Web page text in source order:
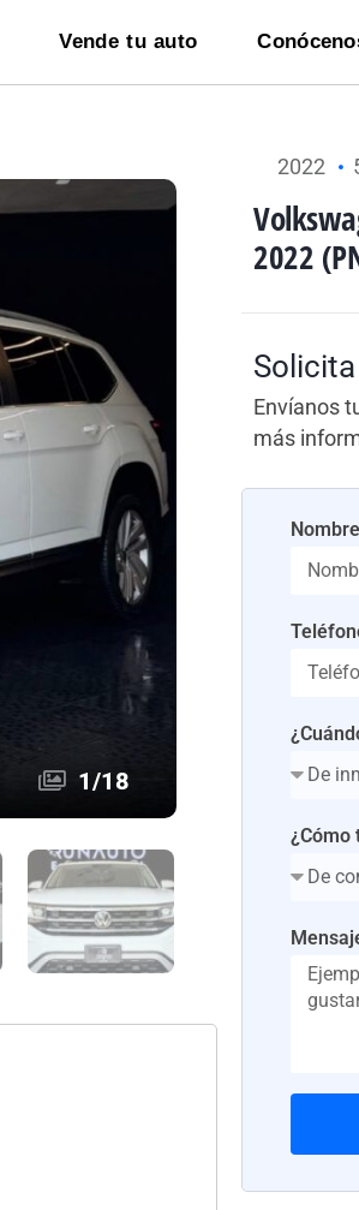
Vende tu auto
1/18
2022
2022
Envíanos
más
Nombre
¿Cómo